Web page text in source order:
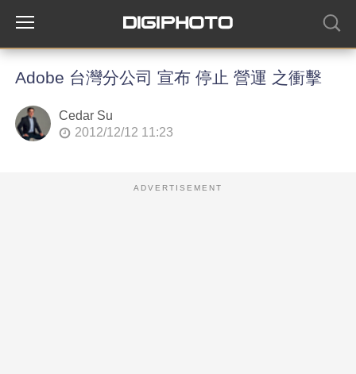
Adobe 台灣分公司 宣布 停止 營運 之衝擊
Cedar Su
2012/12/12 11:23
ADVERTISEMENT